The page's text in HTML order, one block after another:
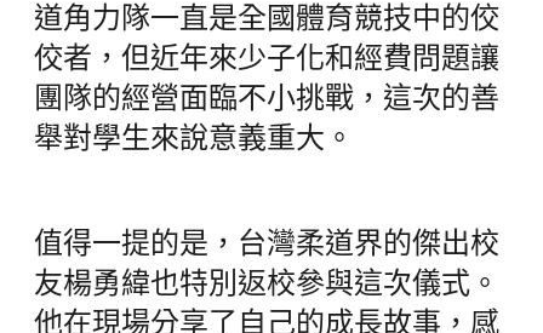
道角力隊一直是全國體育競技中的佼
佼者，但近年來少子化和經費問題讓
團隊的經營面臨不小挑戰，這次的善
舉對學生來說意義重大。
值得一提的是，台灣柔道界的傑出校
友楊勇緯也特別返校參與這次儀式。
他在現場分享了自己的成長故事，感